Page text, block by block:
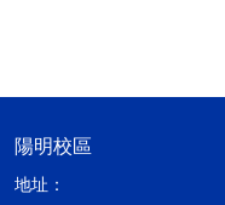
陽明校區
地址：